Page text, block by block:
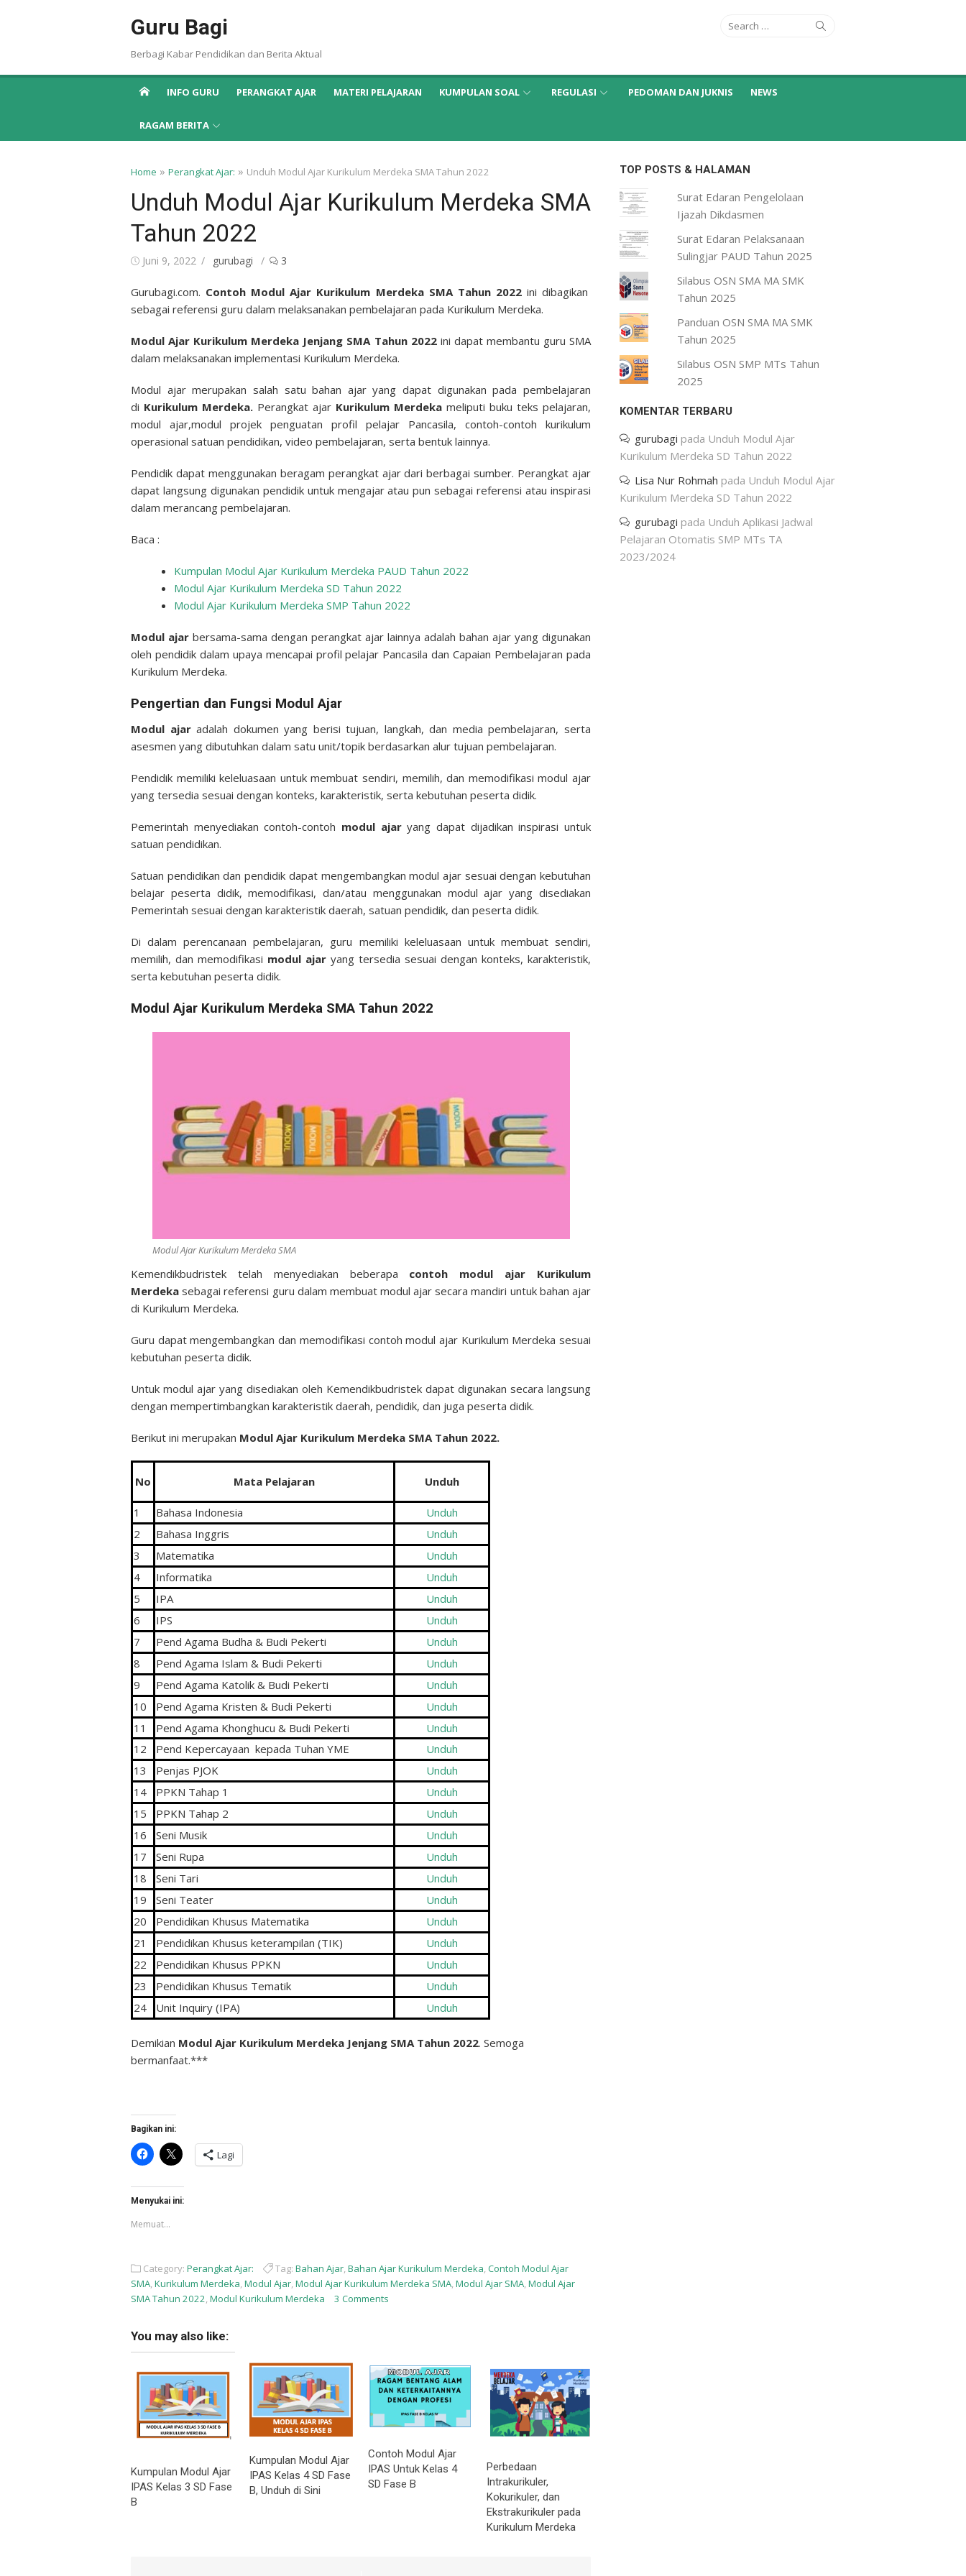
Guru Bagi
Berbagi Kabar Pendidikan dan Berita Aktual
Search
INFO GURU PERANGKAT AJAR MATERI PELAJARAN KUMPULAN SOAL REGULASI PEDOMAN DAN JUKNIS NEWS
RAGAM BERITA
Home » Perangkat Ajar: » Unduh Modul Ajar Kurikulum Merdeka SMA Tahun 2022
Unduh Modul Ajar Kurikulum Merdeka SMA
Tahun 2022
Posted
Juni 9, 2022 Author
gurubagi 3
Gurubagi.com. Contoh Modul Ajar Kurikulum Merdeka SMA Tahun 2022 ini dibagikan
sebagai referensi guru dalam melaksanakan pembelajaran pada Kurikulum Merdeka.
Modul Ajar Kurikulum Merdeka Jenjang SMA Tahun 2022ini dapat membantu guru SMA
dalam melaksanakan implementasi Kurikulum Merdeka.
Modul ajar merupakan salah satu bahan ajar yang dapat digunakan pada pembelajaran
di Kurikulum Merdeka. Perangkat ajar Kurikulum Merdeka meliputi buku teks pelajaran,
modul ajar,modul projek penguatan profil pelajar Pancasila, contoh-contoh kurikulum
operasional satuan pendidikan, video pembelajaran, serta bentuk lainnya.
Pendidik dapat menggunakan beragam perangkat ajar dari berbagai sumber. Perangkat ajar
dapat langsung digunakan pendidik untuk mengajar atau pun sebagai referensi atau inspirasi
dalam merancang pembelajaran.
Baca :
Kumpulan Modul Ajar Kurikulum Merdeka PAUD Tahun 2022
Modul Ajar Kurikulum Merdeka SD Tahun 2022
Modul Ajar Kurikulum Merdeka SMP Tahun 2022
Modul ajar bersama-sama dengan perangkat ajar lainnya adalah bahan ajar yang digunakan
oleh pendidik dalam upaya mencapai profil pelajar Pancasila dan Capaian Pembelajaran pada
Kurikulum Merdeka.
Pengertian dan Fungsi Modul Ajar
Modul ajaradalah dokumen yang berisi tujuan, langkah, dan media pembelajaran, serta
asesmen yang dibutuhkan dalam satu unit/topik berdasarkan alur tujuan pembelajaran.
Pendidik memiliki keleluasaan untuk membuat sendiri, memilih, dan memodifikasi modul ajar
yang tersedia sesuai dengan konteks, karakteristik, serta kebutuhan peserta didik.
Pemerintah menyediakan contoh-contoh modul ajaryang dapat dijadikan inspirasi untuk
satuan pendidikan.
Satuan pendidikan dan pendidik dapat mengembangkan modul ajar sesuai dengan kebutuhan
belajar peserta didik, memodifikasi, dan/atau menggunakan modul ajar yang disediakan
Pemerintah sesuai dengan karakteristik daerah, satuan pendidik, dan peserta didik.
Di dalam perencanaan pembelajaran, guru memiliki keleluasaan untuk membuat sendiri,
memilih, dan memodifikasi modul ajar yang tersedia sesuai dengan konteks, karakteristik,
serta kebutuhan peserta didik.
Modul Ajar Kurikulum Merdeka SMA Tahun 2022
Modul Ajar Kurikulum Merdeka SMA
Kemendikbudristek telah menyediakan beberapa contoh
modul ajar Kurikulum
Merdeka sebagai referensi guru dalam membuat modul ajar secara mandiri untuk bahan ajar
di Kurikulum Merdeka.
Guru dapat mengembangkan dan memodifikasi contoh modul ajar Kurikulum Merdeka sesuai
kebutuhan peserta didik.
Untuk modul ajar yang disediakan oleh Kemendikbudristek dapat digunakan secara langsung
dengan mempertimbangkan karakteristik daerah, pendidik, dan juga peserta didik.
Berikut ini merupakan Modul Ajar Kurikulum Merdeka SMA Tahun 2022.
No Mata Pelajaran Unduh
1 Bahasa Indonesia
Unduh
2
Bahasa Inggris
Unduh
3
Matematika
Unduh
4
Informatika
Unduh
5
IPA
Unduh
6
IPS
Unduh
7
Pend Agama Budha & Budi Pekerti
Unduh
8
Pend Agama Islam & Budi Pekerti
Unduh
9
Pend Agama Katolik & Budi Pekerti
Unduh
10
Pend Agama Kristen & Budi Pekerti
Unduh
11
Pend Agama Khonghucu & Budi Pekerti
Unduh
12
Pend Kepercayaan kepada Tuhan YME
Unduh
13
Penjas PJOK
Unduh
14
PPKN Tahap 1
Unduh
15
PPKN Tahap 2
Unduh
16
Seni Musik
Unduh
17
Seni Rupa
Unduh
18
Seni Tari
Unduh
19
Seni Teater
Unduh
20
Pendidikan Khusus Matematika
Unduh
21
Pendidikan Khusus keterampilan (TIK)
Unduh
22
Pendidikan Khusus PPKN
Unduh
23
Pendidikan Khusus Tematik
Unduh
24
Unit Inquiry (IPA) Unduh
Demikian Modul Ajar Kurikulum Merdeka Jenjang SMA Tahun 2022. Semoga
bermanfaat.***
Bagikan ini:
Klik
untuk
membagikan
Facebook(Membuka
di
jendela
baru)
Klik
untuk
berbagi
X(Membuka
di
jendela
Lagi
Menyukai ini:
Memuat...
Category: Perangkat Ajar: Tag:Bahan Ajar,Bahan Ajar Kurikulum Merdeka,Contoh Modul Ajar
SMA,Kurikulum Merdeka,Modul Ajar,Modul Ajar Kurikulum Merdeka SMA,Modul Ajar SMA,Modul Ajar
SMA Tahun 2022,Modul Kurikulum Merdeka 3 Comments
You may also like:
Kumpulan Modul Ajar
IPAS Kelas 3 SD Fase
B
Kumpulan Modul Ajar
IPAS Kelas 4 SD Fase
B, Unduh di Sini
Contoh Modul Ajar
IPAS Untuk Kelas 4
SD Fase B
Perbedaan
Intrakurikuler,
Kokurikuler, dan
Ekstrakurikuler pada
Kurikulum Merdeka
TOP POSTS & HALAMAN
Surat Edaran Pengelolaan
Ijazah Dikdasmen
Surat Edaran Pelaksanaan
Sulingjar PAUD Tahun 2025
Silabus OSN SMA MA SMK
Tahun 2025
Panduan OSN SMA MA SMK
Tahun 2025
Silabus OSN SMP MTs Tahun
2025
KOMENTAR TERBARU
gurubagi pada Unduh Modul Ajar
Kurikulum Merdeka SD Tahun 2022
Lisa Nur Rohmah pada Unduh Modul Ajar
Kurikulum Merdeka SD Tahun 2022
gurubagi pada Unduh Aplikasi Jadwal
Pelajaran Otomatis SMP MTs TA
2023/2024